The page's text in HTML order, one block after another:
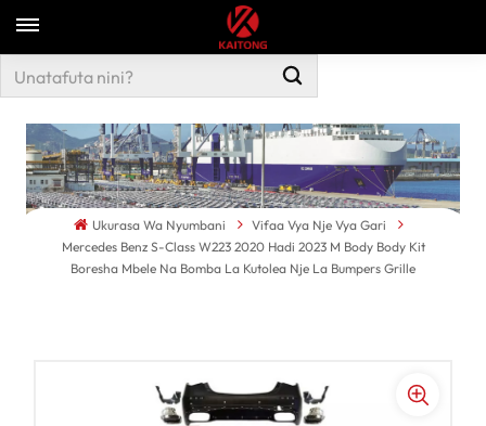
Ukurasa Wa Nyumbani
Vifaa Vya Nje Vya Gari
Mercedes Benz S-Class W223 2020 Hadi 2023 M Body Body Kit
Boresha Mbele Na Bomba La Kutolea Nje La Bumpers Grille